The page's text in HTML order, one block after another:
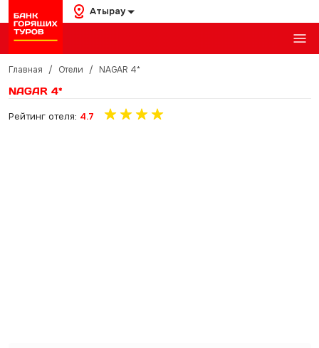
Атырау
Главная / Отели / NAGAR 4*
NAGAR 4*
Рейтинг отеля: 4.7